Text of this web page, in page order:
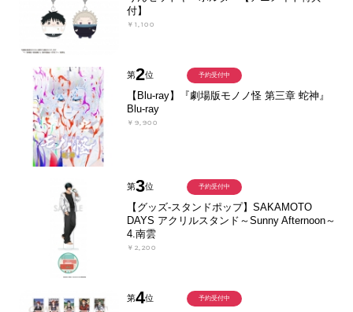
付】
￥1,100
第2位
【Blu-ray】『劇場版モノノ怪 第三章 蛇神』
Blu-ray
￥9,900
予約受付中
第3位
【グッズ-スタンドポップ】SAKAMOTO
DAYS アクリルスタンド～Sunny Afternoon～
4.南雲
￥2,200
予約受付中
第4位 予約受付中